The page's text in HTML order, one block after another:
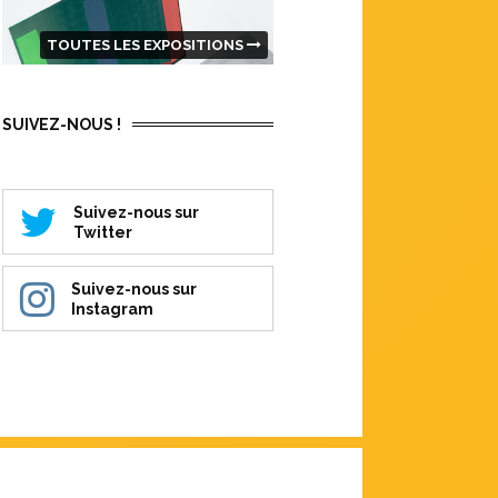
TOUTES LES EXPOSITIONS
SUIVEZ-NOUS !
Suivez-nous sur
Twitter
Suivez-nous sur
Instagram